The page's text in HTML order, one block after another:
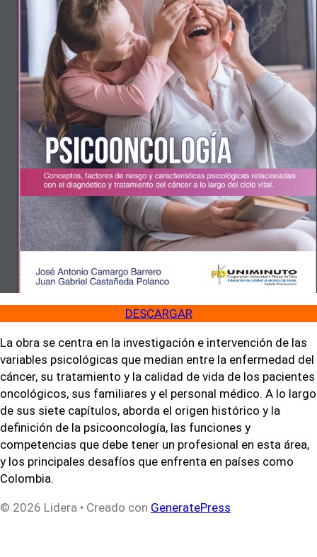
DESCARGAR
La obra se centra en la investigación e intervención de las
variables psicológicas que median entre la enfermedad del
cáncer, su tratamiento y la calidad de vida de los pacientes
oncológicos, sus familiares y el personal médico. A lo largo
de sus siete capítulos, aborda el origen histórico y la
definición de la psicooncología, las funciones y
competencias que debe tener un profesional en esta área,
y los principales desafíos que enfrenta en países como
Colombia.
© 2026 Lidera • Creado con GeneratePress